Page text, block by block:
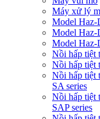
Máy xử lý
Model Haz-
Model Haz-
Model
Nồi hấp tiệt
Nồi hấp tiệt
Nồi hấp tiệt
SA series
Nồi hấp tiệt
SAP series